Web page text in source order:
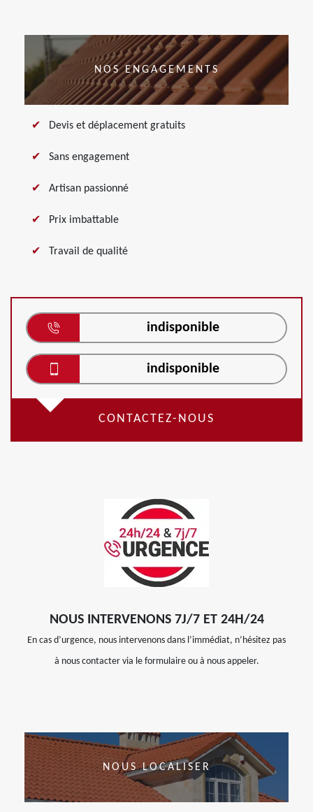
NOS ENGAGEMENTS
Devis et déplacement gratuits
Sans engagement
Artisan passionné
Prix imbattable
Travail de qualité
indisponible
indisponible
CONTACTEZ-NOUS
NOUS INTERVENONS 7J/7 ET 24H/24
En cas d’urgence, nous intervenons dans l’immédiat, n’hésitez pas
à nous contacter via le formulaire ou à nous appeler.
NOUS LOCALISER